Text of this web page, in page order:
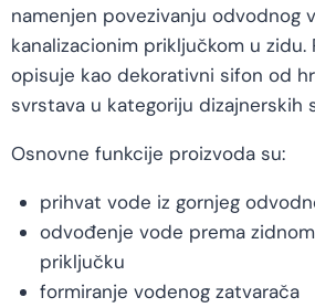
namenjen povezivanju odvodnog
kanalizacionim priključkom u zidu.
opisuje kao dekorativni sifon od
svrstava u kategoriju dizajnerskih
Osnovne funkcije proizvoda su:
prihvat vode iz gornjeg
odvođenje vode prema
priključku
formiranje vodenog zatvarača